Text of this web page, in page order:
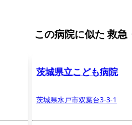
この病院に似た 救急
茨城県立こども病院
茨城県水戸市双葉台3-3-1